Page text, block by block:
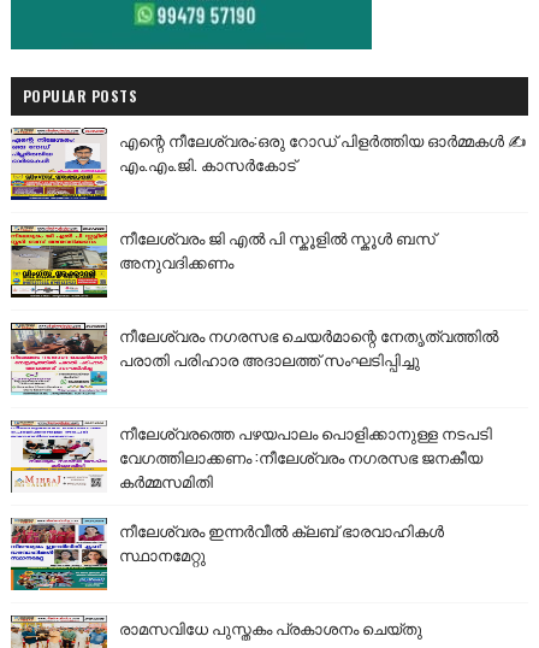
POPULAR POSTS
എന്റെ നീലേശ്വരം:ഒരു റോഡ് പിളർത്തിയ ഓർമ്മകൾ ✍️
എം.എം.ജി. കാസർകോട്
നീലേശ്വരം ജി എൽ പി സ്കൂളിൽ സ്കൂൾ ബസ്
അനുവദിക്കണം
നീലേശ്വരം നഗരസഭ ചെയർമാന്റെ നേതൃത്വത്തിൽ
പരാതി പരിഹാര അദാലത്ത് സംഘടിപ്പിച്ചു
നീലേശ്വരത്തെ പഴയപാലം പൊളിക്കാനുള്ള നടപടി
വേഗത്തിലാക്കണം :നീലേശ്വരം നഗരസഭ ജനകീയ
കർമ്മസമിതി
നീലേശ്വരം ഇന്നർവീൽ ക്ലബ് ഭാരവാഹികൾ
സ്ഥാനമേറ്റു
രാമസവിധേ പുസ്തകം പ്രകാശനം ചെയ്തു